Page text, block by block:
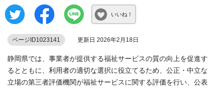
いいね！
ページID1023141 更新日 2026年2月18日
静岡県では、事業者が提供する福祉サービスの質の向上を促進す
るとともに、利用者の適切な選択に役立てるため、公正・中立な
立場の第三者評価機関が福祉サービスに関する評価を行い、公表